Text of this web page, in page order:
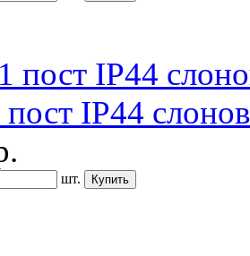
IP44
шт.